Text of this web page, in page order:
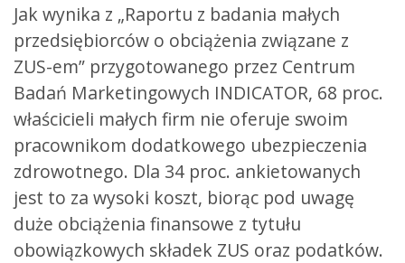
Jak wynika z „Raportu z badania małych
przedsiębiorców o obciążenia związane z
ZUS-em” przygotowanego przez Centrum
Badań Marketingowych INDICATOR, 68 proc.
właścicieli małych firm nie oferuje swoim
pracownikom dodatkowego ubezpieczenia
zdrowotnego. Dla 34 proc. ankietowanych
jest to za wysoki koszt, biorąc pod uwagę
duże obciążenia finansowe z tytułu
obowiązkowych składek ZUS oraz podatków.